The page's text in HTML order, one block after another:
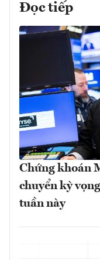
Đọc tiếp
Chứng khoán
chuyển kỳ
tuần này